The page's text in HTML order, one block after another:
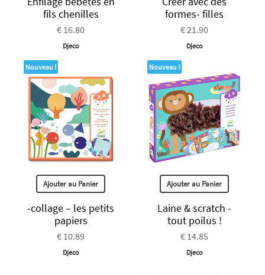
fils chenilles
€ 16.80
Djeco
formes- filles
€ 21.90
Djeco
Nouveau !
Ajouter au Panier
-collage – les petits
papiers
€ 10.89
Djeco
Nouveau !
Ajouter au Panier
Laine & scratch -
tout poilus !
€ 14.85
Djeco